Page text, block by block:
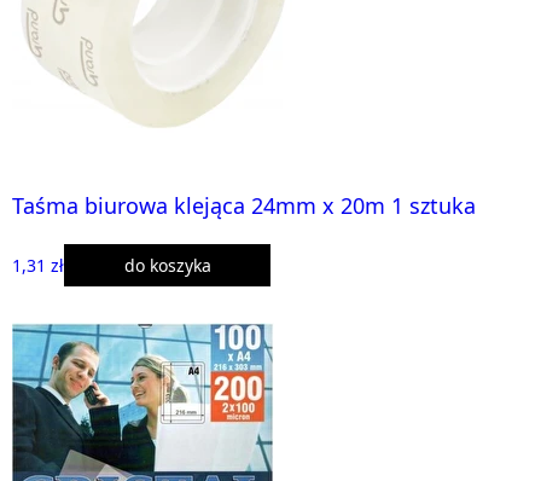
Taśma biurowa klejąca 24mm x 20m 1 sztuka
1,31 zł do koszyka